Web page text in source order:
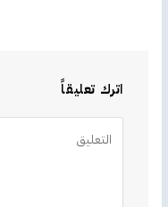
اترك تعليقاً